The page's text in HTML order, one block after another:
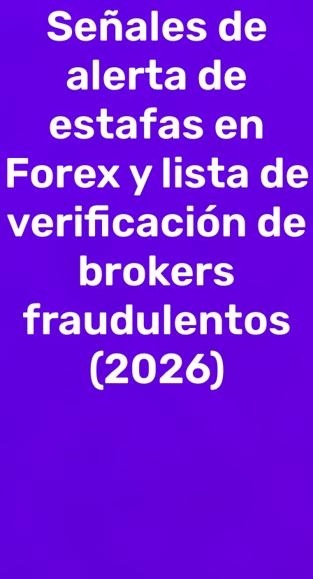
Señales de
alerta de
estafas en
Forex y lista de
verificación de
brokers
fraudulentos
(2026)